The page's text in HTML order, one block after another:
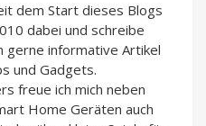
dem Start dieses Blogs
dabei und schreibe
gerne informative Artikel
und Gadgets.
freue ich mich neben
Home Geräten auch